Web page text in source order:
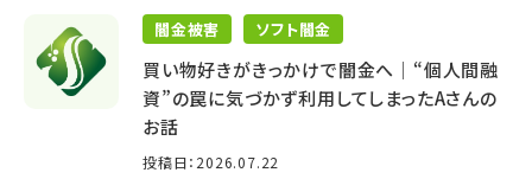
闇金被害 ソフト闇金
買い物好きがきっかけで闇金へ│“個人間融
資”の罠に気づかず利用してしまったAさんの
お話
投稿日：2026.07.22